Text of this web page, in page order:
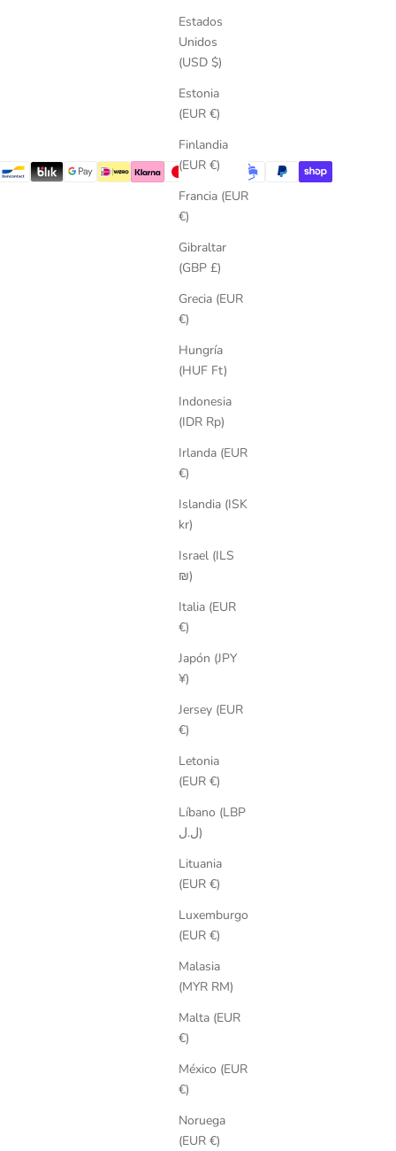
Estados
Unidos
(USD $)
Estonia
(EUR €)
Finlandia
(EUR €)
Francia (EUR
€)
Gibraltar
(GBP £)
Grecia (EUR
€)
Hungría
(HUF Ft)
Indonesia
(IDR Rp)
Irlanda (EUR
€)
Islandia (ISK
kr)
Israel (ILS
₪)
Italia (EUR
€)
Japón (JPY
¥)
Jersey (EUR
€)
Letonia
(EUR €)
Líbano (LBP
ل.ل)
Lituania
(EUR €)
Luxemburgo
(EUR €)
Malasia
(MYR RM)
Malta (EUR
€)
México (EUR
€)
Noruega
(EUR €)